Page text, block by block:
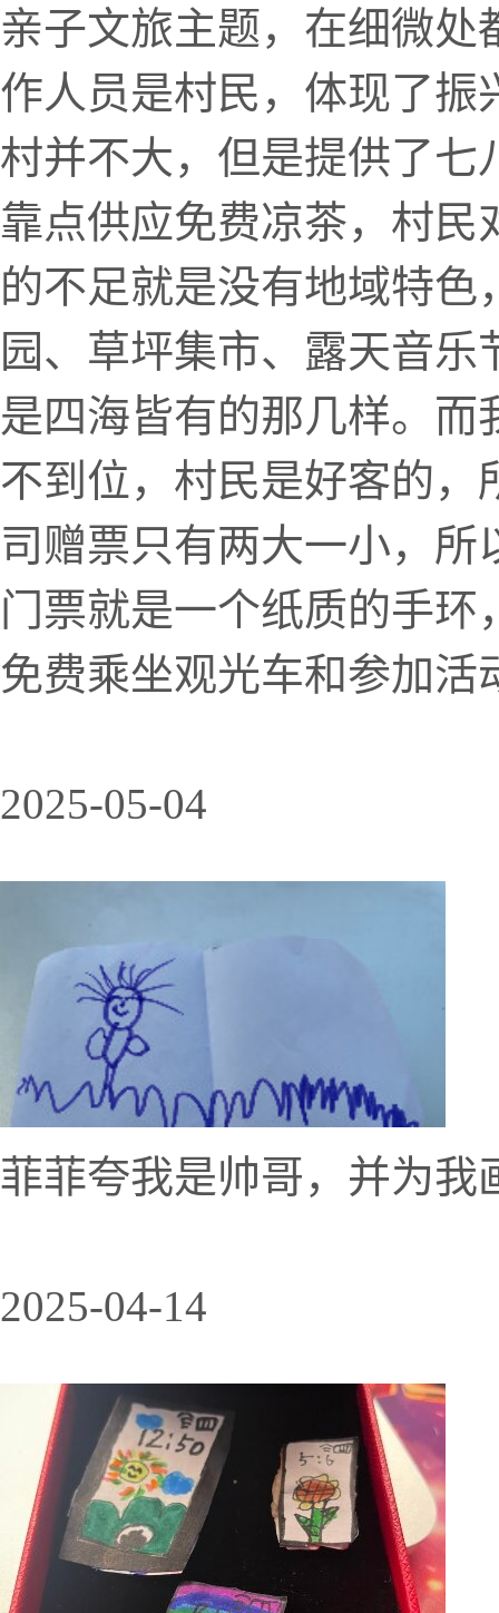
亲子文旅主题，在细微
作人员是村民，体现了振
村并不大，但是提供了七
靠点供应免费凉茶，村
的不足就是没有地域特
园、草坪集市、露天音
是四海皆有的那几样。
不到位，村民是好客的
司赠票只有两大一小，
门票就是一个纸质的手
免费乘坐观光车和参加活
2025-05-04
菲菲夸我是帅哥，并为我
2025-04-14